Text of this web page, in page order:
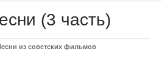
(3 часть)
из советских фильмов